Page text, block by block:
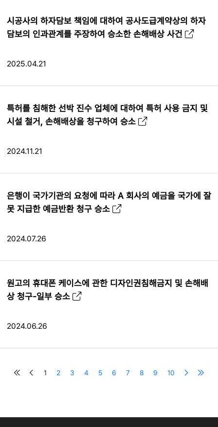
시공사의 하자담보 책임에 대하여 공사도급계약상의 하자
담보의 인과관계를 주장하여 승소한 손해배상 사건
2025.04.21
특허를 침해한 선박 진수 업체에 대하여 특허 사용 금지 및
시설 철거, 손해배상을 청구하여 승소
2024.11.21
은행이 국가기관의 요청에 따라 A 회사의 예금을 국가에 잘
못 지급한 예금반환 청구 승소
2024.07.26
원고의 휴대폰 케이스에 관한 디자인권침해금지 및 손해배
상 청구-일부 승소
2024.06.26
1 2 3 4 5 6 7 8 9 10